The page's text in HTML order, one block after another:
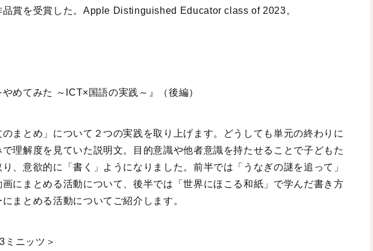
品賞を受賞した。Apple Distinguished Educator class of 2023。
やめてみた ～ICT×国語の実践～』（後編）
まとめ」について２つの実践を取り上げます。どうしても単元の終わりに
理解度を見ていた説明文。目的意識や他者意識を持たせることで子どもた
、意欲的に「書く」ようになりました。前半では「うなぎの謎を追って」
画にまとめる活動について、後半では「世界にほこる和紙」で学んだ書き方
まとめる活動についてご紹介します。
ミニッツ＞